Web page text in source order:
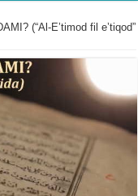
(“Al-Eʼtimod fil eʼtiqod”